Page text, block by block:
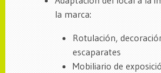
la marca:
Rotulación,
escaparates
Mobiliario de